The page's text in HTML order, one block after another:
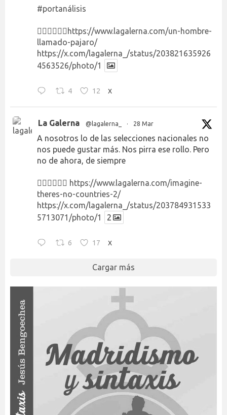
#portanálisis
👉🏻👉🏻👉🏻 https://www.lagalerna.com/un-hombre-
llamado-pajaro/
https://x.com/lagalerna_/status/203821635926
4563526/photo/1
4 12 X
La Galerna @lagalerna_ · 28 Mar
A nosotros lo de las selecciones nacionales no
nos puede gustar más. Nos pirra ese rollo. Pero
no de ahora, de siempre
👉🏻👉🏻👉🏻 https://www.lagalerna.com/imagine-
theres-no-countries-2/
https://x.com/lagalerna_/status/203784931533
5713071/photo/1
2
6 17 X
Cargar más